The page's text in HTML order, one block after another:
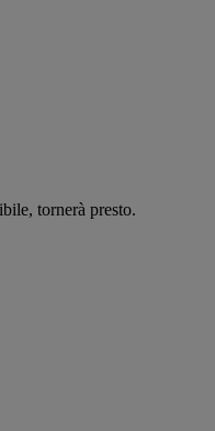
tornerà presto.